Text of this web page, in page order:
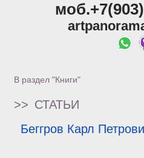
В раздел "Книги"
>> СТАТЬИ
Беггров Карл